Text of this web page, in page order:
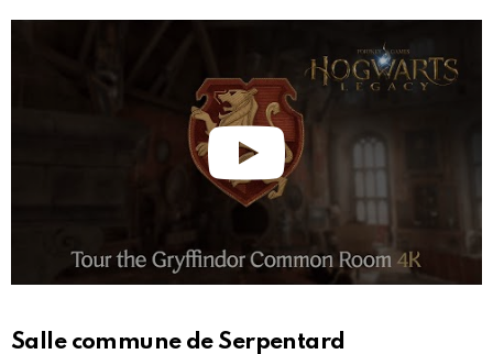
Salle commune de Serpentard